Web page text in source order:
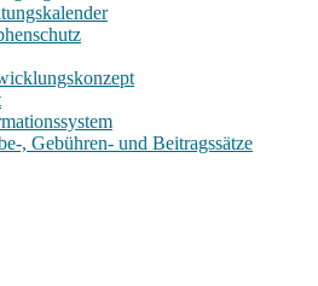
, Gebühren- und Beitragssätze